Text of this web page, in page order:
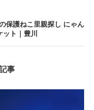
保護ねこ里親探し にゃん
ト｜豊川
事